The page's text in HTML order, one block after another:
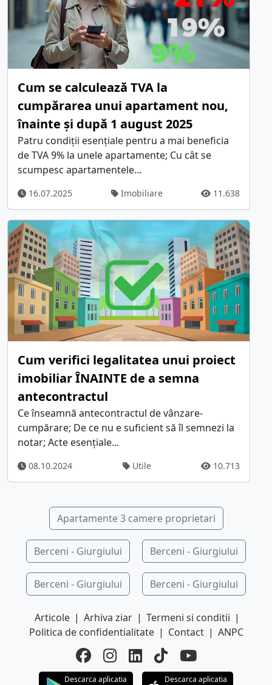
Cum se calculează TVA la
cumpărarea unui apartament nou,
înainte și după 1 august 2025
Patru condiții esențiale pentru a mai beneficia
de TVA 9% la unele apartamente; Cu cât se
scumpesc apartamentele...
16.07.2025 Imobiliare 11.638
Cum verifici legalitatea unui proiect
imobiliar ÎNAINTE de a semna
antecontractul
Ce înseamnă antecontractul de vânzare-
cumpărare; De ce nu e suficient să îl semnezi la
notar; Acte esențiale...
08.10.2024 Utile 10.713
Apartamente 3 camere proprietari
Berceni - Giurgiului Berceni - Giurgiului
Berceni - Giurgiului Berceni - Giurgiului
Articole | Arhiva ziar | Termeni si conditii |
Politica de confidentialitate | Contact | ANPC
Descarca aplicatia Descarca aplicatia